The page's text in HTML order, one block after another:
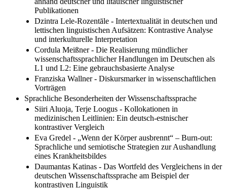
Publikationen
Dzintra Lele-Rozentāle - Intertextualität in deutschen und
lettischen linguistischen Aufsätzen: Kontrastive Analyse
und interkulturelle Interpretation
Cordula Meißner - Die Realisierung mündlicher
wissenschaftssprachlicher Handlungen im Deutschen als
L1 und L2: Eine gebrauchsbasierte Analyse
Franziska Wallner - Diskursmarker in wissenschaftlichen
Vorträgen
Sprachliche Besonderheiten der Wissenschaftssprache
Siiri Aluoja, Terje Loogus - Kollokationen in
medizinischen Leitlinien: Ein deutsch-estnischer
kontrastiver Vergleich
Eva Gredel - „Wenn der Körper ausbrennt“ – Burn-out:
Sprachliche und semiotische Strategien zur Aushandlung
eines Krankheitsbildes
Daumantas Katinas - Das Wortfeld des Vergleichens in der
deutschen Wissenschaftssprache am Beispiel der
kontrastiven Linguistik